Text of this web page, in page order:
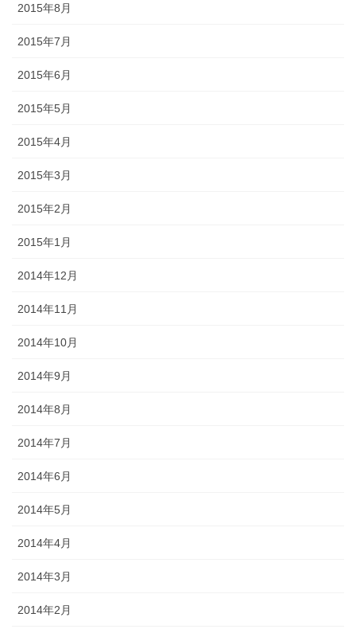
2015年8月
2015年7月
2015年6月
2015年5月
2015年4月
2015年3月
2015年2月
2015年1月
2014年12月
2014年11月
2014年10月
2014年9月
2014年8月
2014年7月
2014年6月
2014年5月
2014年4月
2014年3月
2014年2月